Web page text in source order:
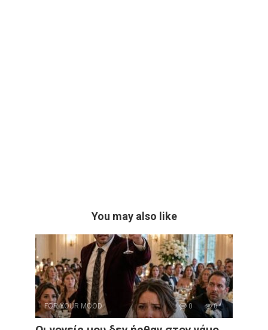
You may also like
FOR YOUR MOOD 0 0